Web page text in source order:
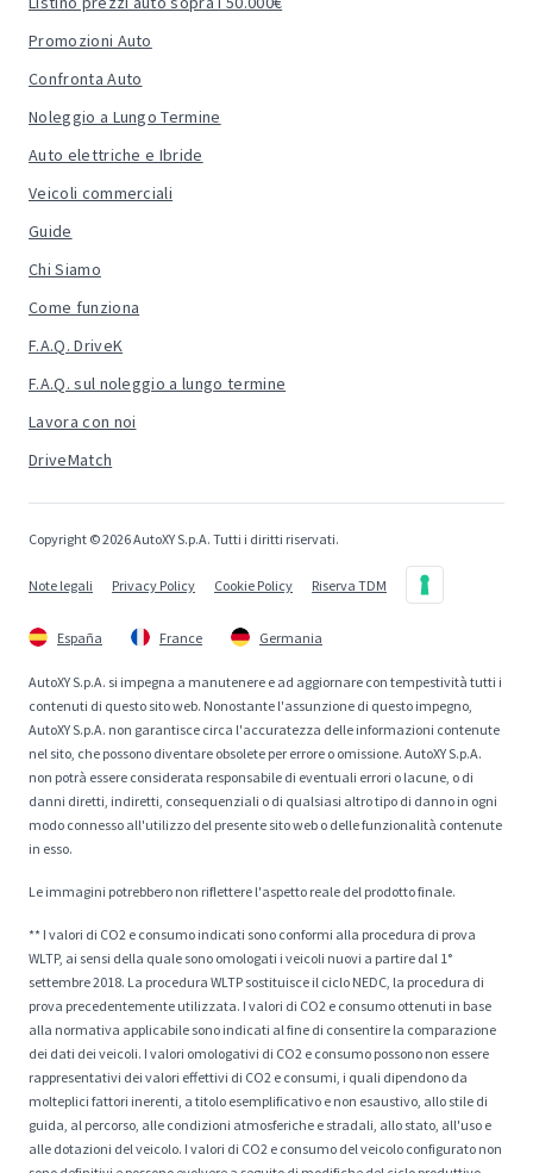
Promozioni Auto
Confronta Auto
Noleggio a Lungo Termine
Auto elettriche e Ibride
Veicoli commerciali
Guide
Chi Siamo
Come funziona
F.A.Q. DriveK
F.A.Q. sul noleggio a lungo termine
Lavora con noi
DriveMatch
Copyright © 2026 AutoXY S.p.A. Tutti i diritti riservati.
Note legali Privacy Policy Cookie Policy Riserva TDM
España France Germania
AutoXY S.p.A. si impegna a manutenere e ad aggiornare con tempestività tutti i
contenuti di questo sito web. Nonostante l'assunzione di questo impegno,
AutoXY S.p.A. non garantisce circa l'accuratezza delle informazioni contenute
nel sito, che possono diventare obsolete per errore o omissione. AutoXY S.p.A.
non potrà essere considerata responsabile di eventuali errori o lacune, o di
danni diretti, indiretti, consequenziali o di qualsiasi altro tipo di danno in ogni
modo connesso all'utilizzo del presente sito web o delle funzionalità contenute
in esso.
Le immagini potrebbero non riflettere l'aspetto reale del prodotto finale.
** I valori di CO2 e consumo indicati sono conformi alla procedura di prova
WLTP, ai sensi della quale sono omologati i veicoli nuovi a partire dal 1°
settembre 2018. La procedura WLTP sostituisce il ciclo NEDC, la procedura di
prova precedentemente utilizzata. I valori di CO2 e consumo ottenuti in base
alla normativa applicabile sono indicati al fine di consentire la comparazione
dei dati dei veicoli. I valori omologativi di CO2 e consumo possono non essere
rappresentativi dei valori effettivi di CO2 e consumi, i quali dipendono da
molteplici fattori inerenti, a titolo esemplificativo e non esaustivo, allo stile di
guida, al percorso, alle condizioni atmosferiche e stradali, allo stato, all'uso e
alle dotazioni del veicolo. I valori di CO2 e consumo del veicolo configurato non